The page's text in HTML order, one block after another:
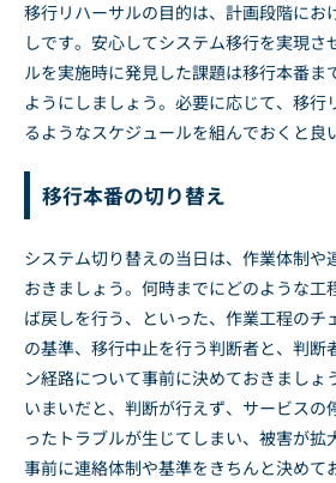
移行リハーサルの目的は、計画段階にお
しです。安心してシステム移行を実現さ
ルを実施時に発見した課題は移行本番ま
ようにしましょう。必要に応じて、移行
るようなスケジュールを組んでおくと良
移行本番の切り替え
システム切り替えの当日は、作業体制や
おきましょう。何時までにどのような工
ば戻しを行う、といった、作業工程のチ
の基準、移行中止を行う判断者と、判断
ン経路について事前に決めておきましょ
いまいだと、判断が行えず、サービスの
ったトラブルが生じてしまい、被害が拡
事前に連絡体制や基準をきちんと決めて